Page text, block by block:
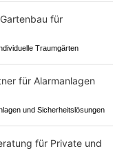
Traumgärten
und Sicherheitslösungen